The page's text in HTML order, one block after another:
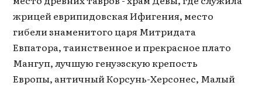
жрицей еврипидовская Ифигения, место
гибели знаменитого царя Митридата
Евпатора, таинственное и прекрасное плато
Мангуп, лучшую генуэзскую крепость
Европы, античный Корсунь-Херсонес, Малый